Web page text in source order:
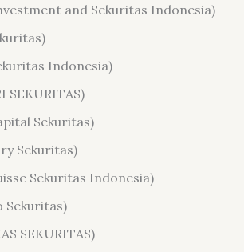
and Sekuritas Indonesia)
Indonesia)
SEKURITAS)
Sekuritas)
Sekuritas)
Sekuritas Indonesia)
Sekuritas)
SEKURITAS)